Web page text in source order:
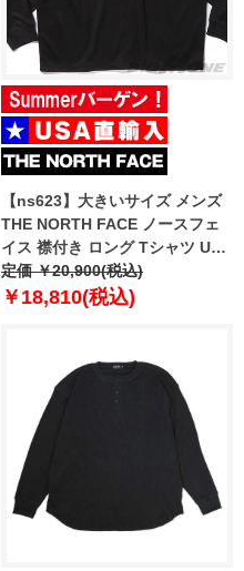
【ns623】大きいサイズ メンズ
THE NORTH FACE ノースフェ
イス 襟付き ロング Tシャツ USA
直輸入 nt7tr04j
定価 ￥20,900(税込)
￥18,810(税込)